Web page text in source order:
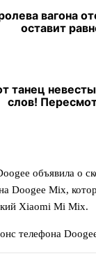
вагона
оставит
танец
слов!
объявила о
Doogee Mix,
Xiaomi Mi Mix.
телефона